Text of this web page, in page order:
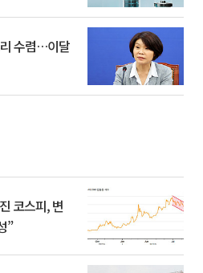
수렴…이달
코스피, 변
”